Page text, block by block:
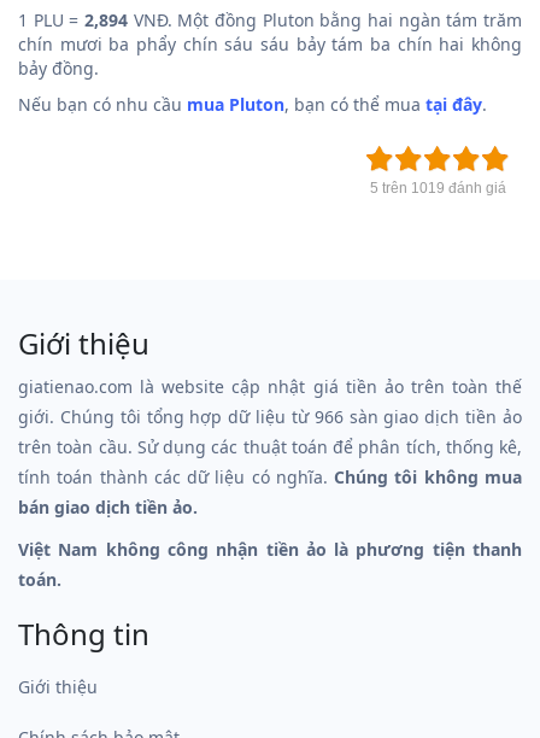
1 PLU = 2,894 VNĐ. Một đồng Pluton bằng hai ngàn tám trăm
chín mươi ba phẩy chín sáu sáu bảy tám ba chín hai không
bảy đồng.
Nếu bạn có nhu cầu mua Pluton, bạn có thể mua tại đây.
5 trên 1019 đánh giá
Giới thiệu
giatienao.com là website cập nhật giá tiền ảo trên toàn thế
giới. Chúng tôi tổng hợp dữ liệu từ 966 sàn giao dịch tiền ảo
trên toàn cầu. Sử dụng các thuật toán để phân tích, thống kê,
tính toán thành các dữ liệu có nghĩa.Chúng tôi không mua
bán giao dịch tiền ảo.
Việt Nam không công nhận tiền ảo là phương tiện thanh
toán.
Thông tin
Giới thiệu